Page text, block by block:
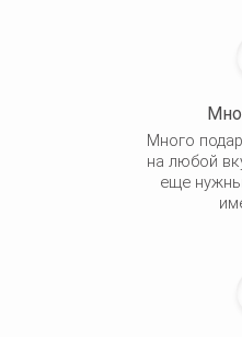
Много
на любой
еще